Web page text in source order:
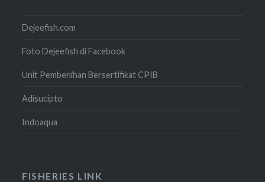
Dejeefish.com
Foto Dejeefish di Facebook
Unit Pembenihan Bersertifikat CPIB
Adisucipto
Indoaqua
FISHERIES LINK